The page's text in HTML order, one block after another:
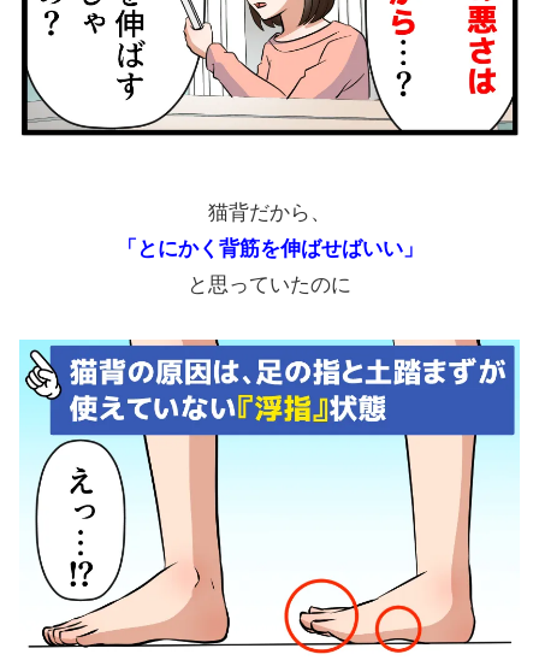
猫背だから、
「とにかく背筋を伸ばせばいい」
と思っていたのに